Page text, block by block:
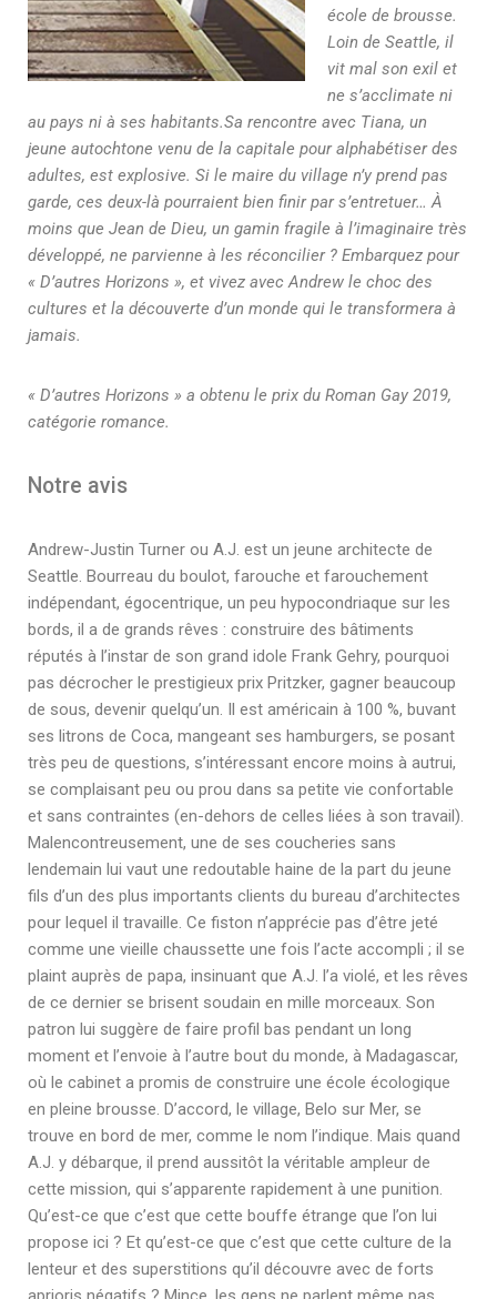
école de brousse.
Loin de Seattle, il
vit mal son exil et
ne s’acclimate ni
au pays ni à ses habitants.Sa rencontre avec Tiana, un
jeune autochtone venu de la capitale pour alphabétiser des
adultes, est explosive. Si le maire du village n’y prend pas
garde, ces deux-là pourraient bien finir par s’entretuer… À
moins que Jean de Dieu, un gamin fragile à l’imaginaire très
développé, ne parvienne à les réconcilier ? Embarquez pour
« D’autres Horizons », et vivez avec Andrew le choc des
cultures et la découverte d’un monde qui le transformera à
jamais.
« D’autres Horizons » a obtenu le prix du Roman Gay 2019,
catégorie romance.
Notre avis
Andrew-Justin Turner ou A.J. est un jeune architecte de
Seattle. Bourreau du boulot, farouche et farouchement
indépendant, égocentrique, un peu hypocondriaque sur les
bords, il a de grands rêves : construire des bâtiments
réputés à l’instar de son grand idole Frank Gehry, pourquoi
pas décrocher le prestigieux prix Pritzker, gagner beaucoup
de sous, devenir quelqu’un. Il est américain à 100 %, buvant
ses litrons de Coca, mangeant ses hamburgers, se posant
très peu de questions, s’intéressant encore moins à autrui,
se complaisant peu ou prou dans sa petite vie confortable
et sans contraintes (en-dehors de celles liées à son travail).
Malencontreusement, une de ses coucheries sans
lendemain lui vaut une redoutable haine de la part du jeune
fils d’un des plus importants clients du bureau d’architectes
pour lequel il travaille. Ce fiston n’apprécie pas d’être jeté
comme une vieille chaussette une fois l’acte accompli ; il se
plaint auprès de papa, insinuant que A.J. l’a violé, et les rêves
de ce dernier se brisent soudain en mille morceaux. Son
patron lui suggère de faire profil bas pendant un long
moment et l’envoie à l’autre bout du monde, à Madagascar,
où le cabinet a promis de construire une école écologique
en pleine brousse. D’accord, le village, Belo sur Mer, se
trouve en bord de mer, comme le nom l’indique. Mais quand
A.J. y débarque, il prend aussitôt la véritable ampleur de
cette mission, qui s’apparente rapidement à une punition.
Qu’est-ce que c’est que cette bouffe étrange que l’on lui
propose ici ? Et qu’est-ce que c’est que cette culture de la
lenteur et des superstitions qu’il découvre avec de forts